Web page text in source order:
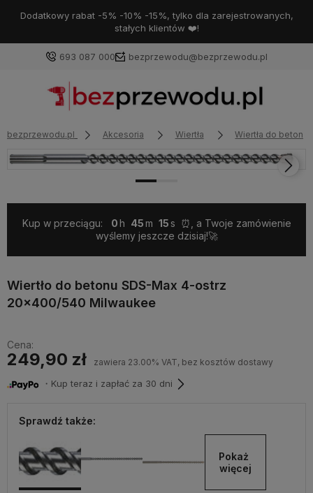
Dodatkowy rabat -5% -10% -15%, tylko dla zarejestrowanych,
stałych klientów ❤️!
693 087 000 bezprzewodu@bezprzewodu.pl
bezprzewodu.pl Akcesoria Wiertła Wiertła do betonu
Kup w przeciągu: 0 45 15
⏰, a Twoje zamówienie
wyślemy jeszcze dzisiaj!🚀
Wiertło do betonu SDS-Max 4-ostrz
20x400/540 Milwaukee
Cena:
249,90 zł zawiera 23.00% VAT, bez kosztów dostawy
・Kup teraz i zapłać za 30 dni
Sprawdź także:
Pokaż
więcej